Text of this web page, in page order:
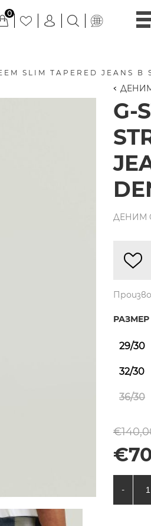
0
SLIM TAPERED JEANS В
G-
ДЕНИМ
РАЗМЕР
29/30
32/30
36/30
-